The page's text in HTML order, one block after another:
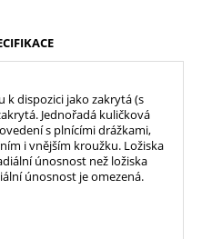
k dispozici jako zakrytá (s
Jednořadá kuličková
s plnícími drážkami,
i vnějším kroužku. Ložiska
únosnost než ložiska
únosnost je omezená.